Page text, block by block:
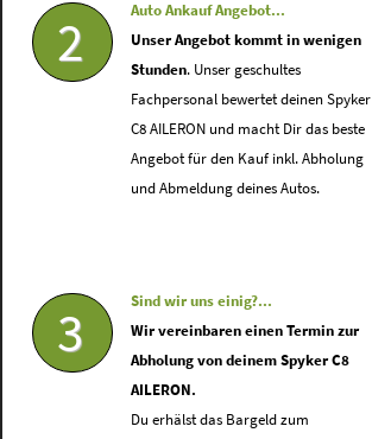
2
Auto Ankauf Angebot...
Unser Angebot kommt in wenigen
Stunden. Unser geschultes
Fachpersonal bewertet deinen Spyker
C8 AILERON und macht Dir das beste
Angebot für den Kauf inkl. Abholung
und Abmeldung deines Autos.
3
Sind wir uns einig?...
Wir vereinbaren einen Termin zur
Abholung von deinem Spyker C8
AILERON.
Du erhälst das Bargeld zum